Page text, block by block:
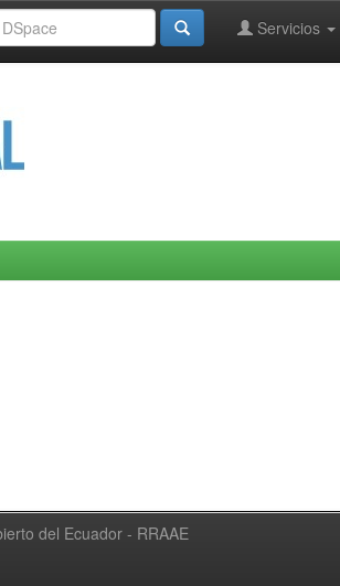
Servicios
del Ecuador - RRAAE